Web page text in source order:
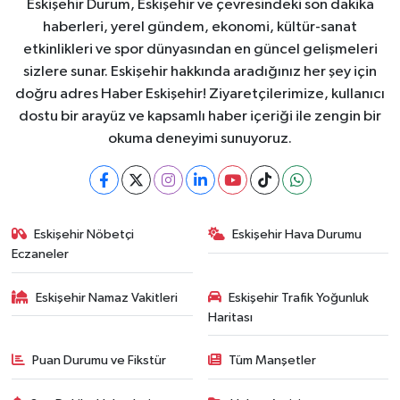
Eskişehir Durum, Eskişehir ve çevresindeki son dakika
haberleri, yerel gündem, ekonomi, kültür-sanat
etkinlikleri ve spor dünyasından en güncel gelişmeleri
sizlere sunar. Eskişehir hakkında aradığınız her şey için
doğru adres Haber Eskişehir! Ziyaretçilerimize, kullanıcı
dostu bir arayüz ve kapsamlı haber içeriği ile zengin bir
okuma deneyimi sunuyoruz.
Eskişehir Nöbetçi
Eczaneler
Eskişehir Hava Durumu
Eskişehir Namaz Vakitleri
Eskişehir Trafik Yoğunluk
Haritası
Puan Durumu ve Fikstür Tüm Manşetler